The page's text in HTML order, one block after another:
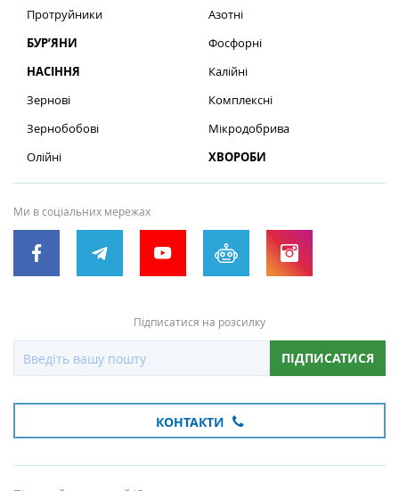
Протруйники
БУР’ЯНИ
НАСІННЯ
Зернові
Зернобобові
Олійні
Азотні
Фосфорні
Калійні
Комплексні
Мікродобрива
ХВОРОБИ
Ми в соціальних мережах
Підписатися на розсилку
ПІДПИСАТИСЯ
КОНТАКТИ